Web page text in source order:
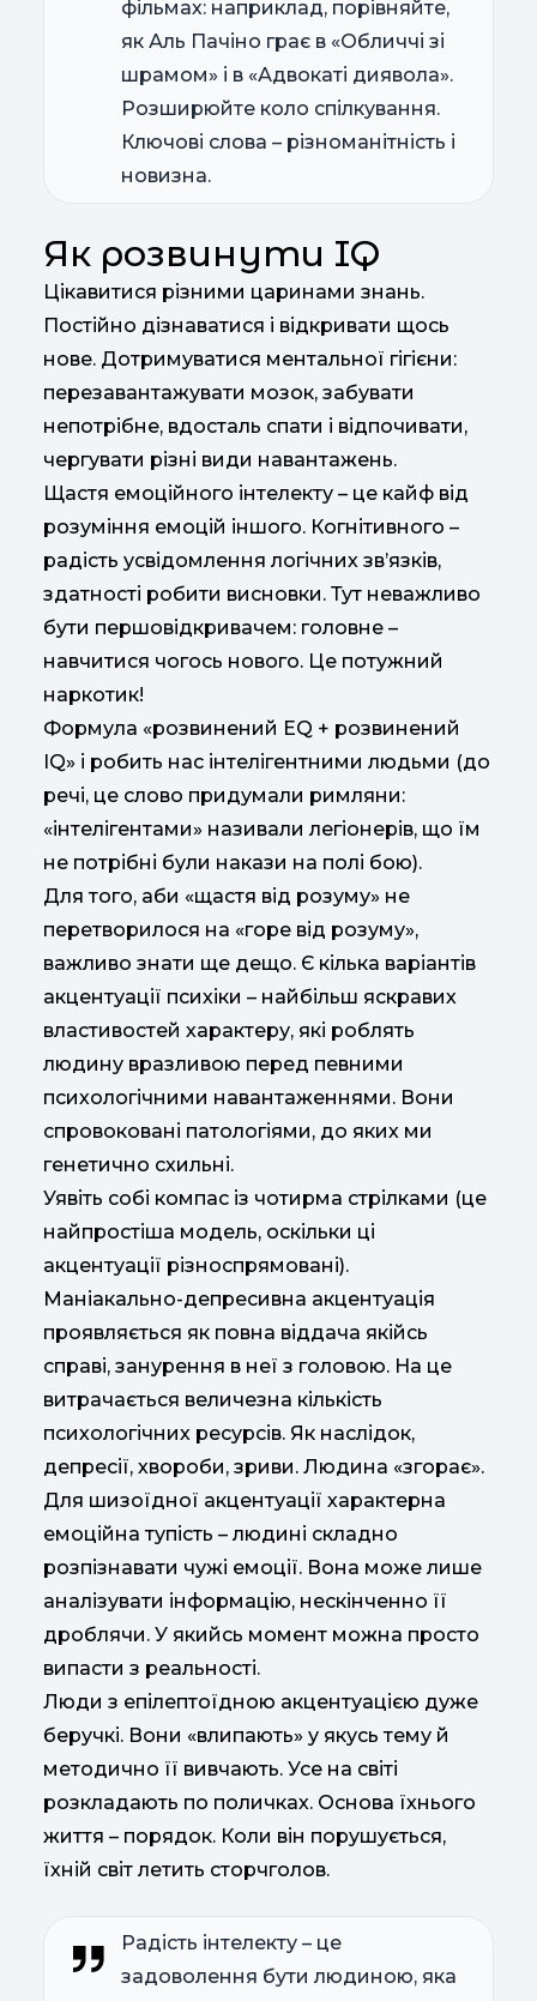
фільмах: наприклад, порівняйте,
як Аль Пачіно грає в «Обличчі зі
шрамом» і в «Адвокаті диявола».
Розширюйте коло спілкування.
Ключові слова – різноманітність і
новизна.
Як розвинути IQ
Цікавитися різними царинами знань.
Постійно дізнаватися і відкривати щось
нове. Дотримуватися ментальної гігієни:
перезавантажувати мозок, забувати
непотрібне, вдосталь спати і відпочивати,
чергувати різні види навантажень.
Щастя емоційного інтелекту – це кайф від
розуміння емоцій іншого. Когнітивного –
радість усвідомлення логічних зв’язків,
здатності робити висновки. Тут неважливо
бути першовідкривачем: головне –
навчитися чогось нового. Це потужний
наркотик!
Формула «розвинений EQ + розвинений
IQ» і робить нас інтелігентними людьми (до
речі, це слово придумали римляни:
«інтелігентами» називали легіонерів, що їм
не потрібні були накази на полі бою).
Для того, аби «щастя від розуму» не
перетворилося на «горе від розуму»,
важливо знати ще дещо. Є кілька варіантів
акцентуації психіки – найбільш яскравих
властивостей характеру, які роблять
людину вразливою перед певними
психологічними навантаженнями. Вони
спровоковані патологіями, до яких ми
генетично схильні.
Уявіть собі компас із чотирма стрілками (це
найпростіша модель, оскільки ці
акцентуації різноспрямовані).
Маніакально-депресивна акцентуація
проявляється як повна віддача якійсь
справі, занурення в неї з головою. На це
витрачається величезна кількість
психологічних ресурсів. Як наслідок,
депресії, хвороби, зриви. Людина «згорає».
Для шизоїдної акцентуації характерна
емоційна тупість – людині складно
розпізнавати чужі емоції. Вона може лише
аналізувати інформацію, нескінченно її
дроблячи. У якийсь момент можна просто
випасти з реальності.
Люди з епілептоїдною акцентуацією дуже
беручкі. Вони «влипають» у якусь тему й
методично її вивчають. Усе на світі
розкладають по поличках. Основа їхнього
життя – порядок. Коли він порушується,
їхній світ летить сторчголов.
Радість інтелекту – це
задоволення бути людиною, яка